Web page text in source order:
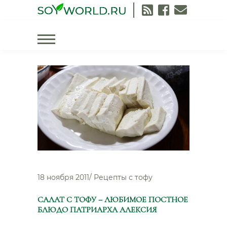
Рецепты
с
тофу
18 ноября 2011/ Рецепты с тофу
САЛАТ С ТОФУ – ЛЮБИМОЕ ПОСТНОЕ
БЛЮДО ПАТРИАРХА АЛЕКСИЯ